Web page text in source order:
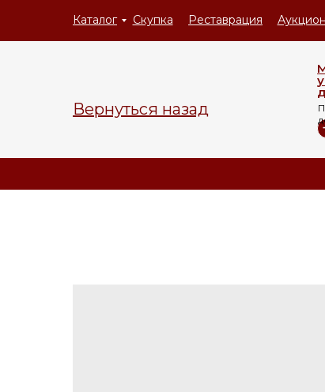
Реставрация
Скупка
Каталог
Вернуться назад